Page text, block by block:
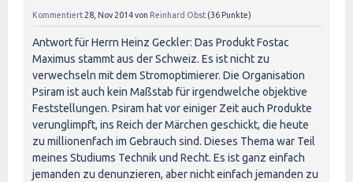
Kommentiert 28, Nov 2014von Reinhard Obst (36 Punkte)
Antwort für Herrn Heinz Geckler: Das Produkt Fostac
Maximus stammt aus der Schweiz. Es ist nicht zu
verwechseln mit dem Stromoptimierer. Die Organisation
Psiram ist auch kein Maßstab für irgendwelche objektive
Feststellungen. Psiram hat vor einiger Zeit auch Produkte
verunglimpft, ins Reich der Märchen geschickt, die heute
zu millionenfach im Gebrauch sind. Dieses Thema war Teil
meines Studiums Technik und Recht. Es ist ganz einfach
jemanden zu denunzieren, aber nicht einfach jemanden zu